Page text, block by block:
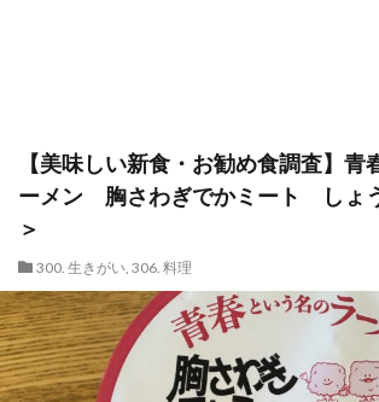
【美味しい新食・お勧め食調査】青
ーメン 胸さわぎでかミート しょ
＞
300. 生きがい, 306. 料理